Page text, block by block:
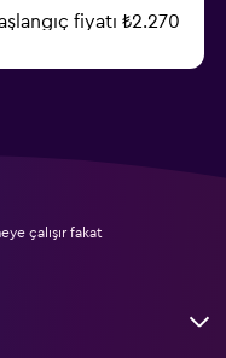
fiyatı ₺2.270
çalışır fakat